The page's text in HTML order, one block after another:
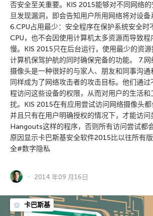
否安全至关重要。KIS 2015能够对不同网络
旦发现漏洞，即会告知用户所用网络将对设备
6.CPU占用最少：安全程序在保护系统安全时
CPU，也不会因使用计算机太多资源而导致
慢。KIS 2015只在后台运行，使用最少的资
计算机保驾护航的同时确保完备的功能。 7.
摄像头是一种很好的与家人、朋友和同事沟
同样成为了网络攻击者的攻击目标。他们通
程访问这些设备的权限，从而对用户的生活和
扰。KIS 2015在有应用尝试访问网络摄像头都
并且只有在用户明确授权的情况下，才能访问
Hangouts这样的程序，否则所有访问尝试都
原因显示卡巴斯基安全软件2015比以往所有
全#数字隐私
2014 年09 月16日
卡巴斯基